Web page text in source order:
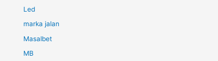
Led
marka jalan
Masalbet
MB